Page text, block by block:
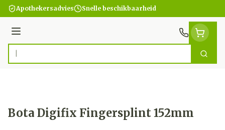
Ga naar de inhoud
Apothekersadvies Snelle beschikbaarheid
Menu
Product, merk, categorie... Zoek
Bota Digifix Fingersplint 152mm